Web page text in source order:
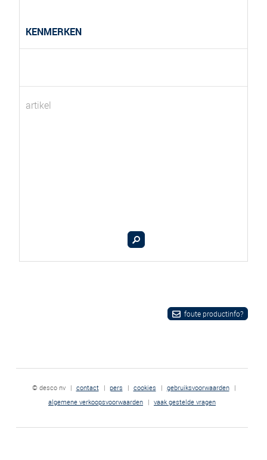
KENMERKEN
artikel
foute productinfo?
© desco nv | contact | pers | cookies | gebruiksvoorwaarden
|
algemene verkoopsvoorwaarden | vaak gestelde vragen